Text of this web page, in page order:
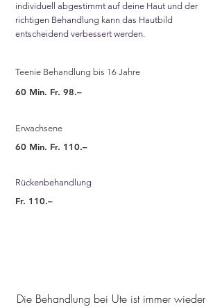
individuell abgestimmt auf deine Haut und der
richtigen Behandlung kann das Hautbild
entscheidend verbessert werden.
Teenie Behandlung bis 16 Jahre
60 Min. Fr. 98.–
Erwachsene
60 Min. Fr. 110.–
Rückenbehandlung
Fr. 110.–
Die Behandlung bei Ute ist immer wieder